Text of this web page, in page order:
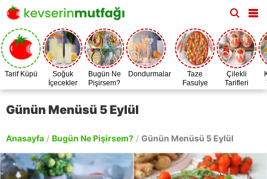
Tarif Küpü
Soğuk
İçecekler
Bugün Ne
Pişirsem?
Dondurmalar
Taze
Fasulye
Zamanı
Çilekli
Tarifleri
Günün Menüsü 5 Eylül
Anasayfa / Bugün Ne Pişirsem? / Günün Menüsü 5 Eylül